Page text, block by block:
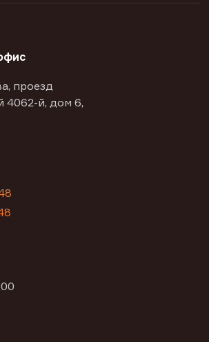
проезд
4062-й, дом 6,